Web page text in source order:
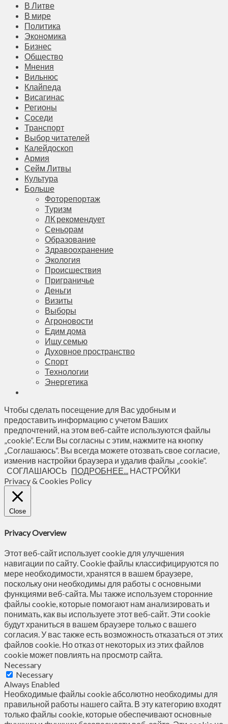
В Литве
В мире
Политика
Экономика
Бизнес
Общество
Мнения
Вильнюс
Клайпеда
Висагинас
Регионы
Соседи
Транспорт
Выбор читателей
Калейдоскоп
Армия
Сейм Литвы
Культура
Больше
Фоторепортаж
Туризм
ЛК рекомендует
Сеньорам
Образование
Здравоохранение
Экология
Происшествия
Приграничье
Деньги
Визиты
Выборы
Агроновости
Едим дома
Ищу семью
Духовное пространство
Спорт
Технологии
Энергетика
Чтобы сделать посещение для Вас удобным и
предоставить информацию с учетом Ваших
предпочтений, на этом веб-сайте используются файлы
„cookie“. Если Вы согласны с этим, нажмите на кнопку
„Соглашаюсь“. Вы всегда можете отозвать свое согласие,
изменив настройки браузера и удалив файлы „cookie“.
СОГЛАШАЮСЬ ПОДРОБНЕЕ... НАСТРОЙКИ
Privacy & Cookies Policy
Close
Privacy Overview
Этот веб-сайт использует cookie для улучшения
навигации по сайту. Сookie файлы классифицируются по
мере необходимости, хранятся в вашем браузере,
поскольку они необходимы для работы с основными
функциями веб-сайта. Мы также используем сторонние
файлы cookie, которые помогают нам анализировать и
понимать, как вы используете этот веб-сайт. Эти cookie
будут храниться в вашем браузере только с вашего
согласия. У вас также есть возможность отказаться от этих
файлов cookie. Но отказ от некоторых из этих файлов
cookie может повлиять на просмотр сайта.
Necessary
Necessary
Always Enabled
Необходимые файлы cookie абсолютно необходимы для
правильной работы нашего сайта. В эту категорию входят
только файлы cookie, которые обеспечивают основные